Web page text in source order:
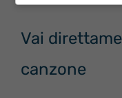
Vai
canzone